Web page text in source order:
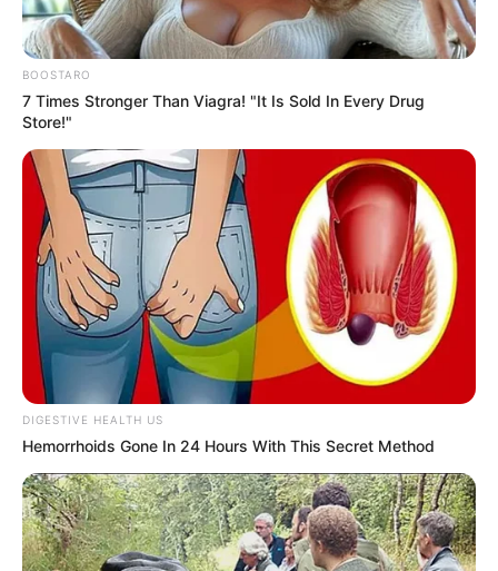
BOOSTARO
7 Times Stronger Than Viagra! "It Is Sold In Every Drug
Store!"
DIGESTIVE HEALTH US
Hemorrhoids Gone In 24 Hours With This Secret Method